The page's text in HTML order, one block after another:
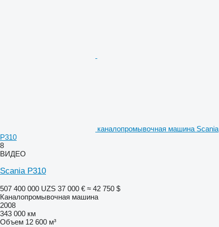
каналопромывочная машина Scania
P310
8
ВИДЕО
Scania P310
507 400 000 UZS 37 000 € ≈ 42 750 $
Каналопромывочная машина
2008
343 000 км
Объем 12 600 м³